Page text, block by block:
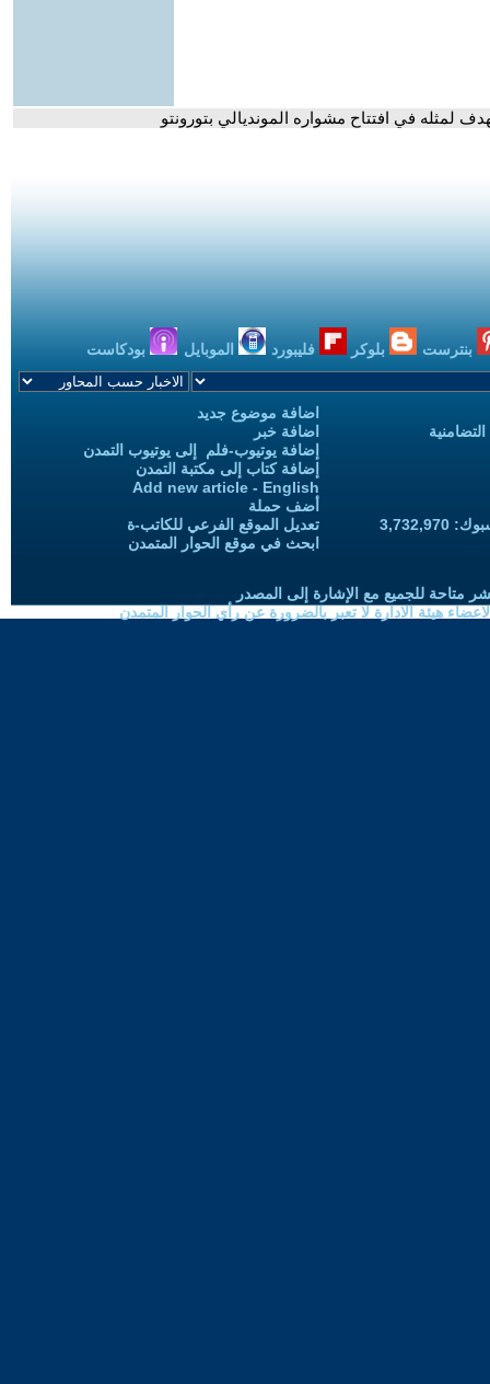
لمثله في افتتاح مشواره المونديالي بتورونتو
بنترست بلوكر فليبورد الموبايل بودكاست
اضافة موضوع جديد
اضافة خبر
إضافة يوتيوب-فلم إلى يوتيوب التمدن
إضافة كتاب إلى مكتبة التمدن
Add new article - English
أضف حملة
تعديل الموقع الفرعي للكاتب-ة
ابحث في موقع الحوار المتمدن
متاحة للجميع مع الإشارة إلى المصدر
هيئة الادارة لا تعبر بالضرورة عن رأي الحوار المتمدن